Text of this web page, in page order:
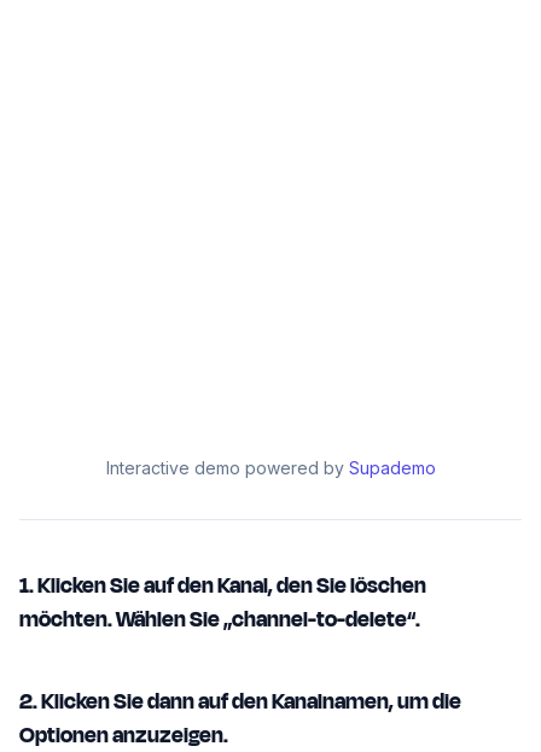
Interactive demo powered by Supademo
1. Klicken Sie auf den Kanal, den Sie löschen
möchten. Wählen Sie „channel-to-delete“.
2. Klicken Sie dann auf den Kanalnamen, um die
Optionen anzuzeigen.